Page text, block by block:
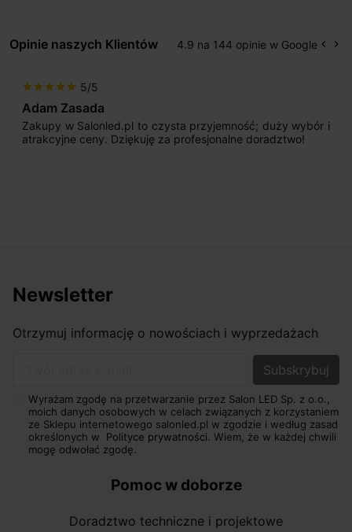
Opinie naszych Klientów 4.9 na 144 opinie w Google keyboard_arrow_left keyboard_arrow_right
star star star star star 5/5
Adam Zasada
Zakupy w Salonled.pl to czysta przyjemność; duży wybór i
atrakcyjne ceny. Dziękuję za profesjonalne doradztwo!
Newsletter
Otrzymuj informację o nowościach i wyprzedażach
Wyrażam zgodę na przetwarzanie przez Salon LED Sp. z o.o.,
moich danych osobowych w celach związanych z korzystaniem
ze Sklepu internetowego salonled.pl w zgodzie i według zasad
określonych w Polityce prywatności. Wiem, że w każdej chwili
mogę odwołać zgodę.
Pomoc w doborze
Doradztwo techniczne i projektowe